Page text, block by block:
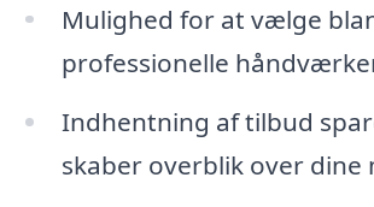
Mulighed for at vælge
professionelle
Indhentning af tilbud
skaber overblik over dine